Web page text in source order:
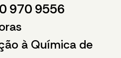
970 9556
à Química de